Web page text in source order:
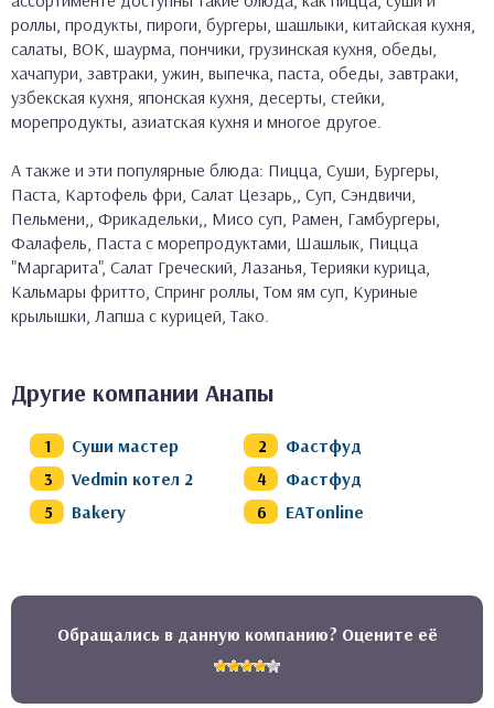
роллы, продукты, пироги, бургеры, шашлыки, китайская кухня,
салаты, ВОК, шаурма, пончики, грузинская кухня, обеды,
хачапури, завтраки, ужин, выпечка, паста, обеды, завтраки,
узбекская кухня, японская кухня, десерты, стейки,
морепродукты, азиатская кухня и многое другое.
А также и эти популярные блюда: Пицца, Суши, Бургеры,
Паста, Картофель фри, Салат Цезарь,, Суп, Сэндвичи,
Пельмени,, Фрикадельки,, Мисо суп, Рамен, Гамбургеры,
Фалафель, Паста с морепродуктами, Шашлык, Пицца
"Маргарита", Салат Греческий, Лазанья, Терияки курица,
Кальмары фритто, Спринг роллы, Том ям суп, Куриные
крылышки, Лапша с курицей, Тако.
Другие компании Анапы
Суши мастер
Фастфуд
Vedmin котел 2
Фастфуд
Bakery
EATonline
Обращались в данную компанию? Оцените её